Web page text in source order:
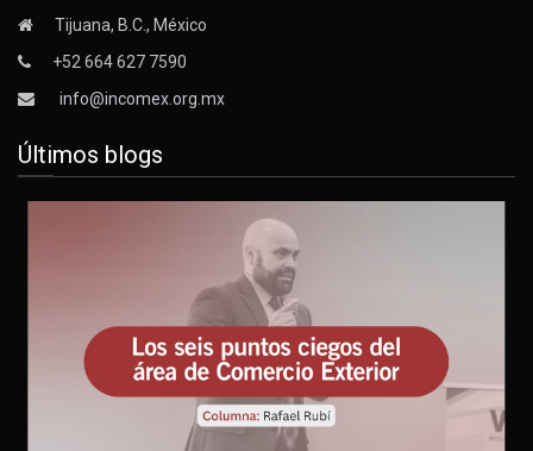
Tijuana, B.C., México
+52 664 627 7590
info@incomex.org.mx
Últimos blogs